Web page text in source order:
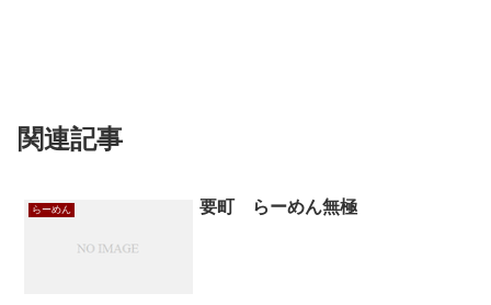
関連記事
らーめん 要町 らーめん無極